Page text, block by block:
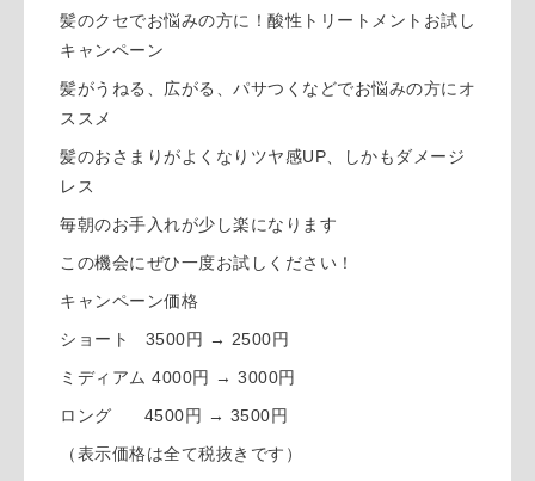
髪のクセでお悩みの方に！酸性トリートメントお試し
キャンペーン
髪がうねる、広がる、パサつくなどでお悩みの方にオ
ススメ
髪のおさまりがよくなりツヤ感UP、しかもダメージ
レス
毎朝のお手入れが少し楽になります
この機会にぜひ一度お試しください！
キャンペーン価格
ショート 3500円 → 2500円
ミディアム 4000円 → 3000円
ロング 4500円 → 3500円
（表示価格は全て税抜きです）